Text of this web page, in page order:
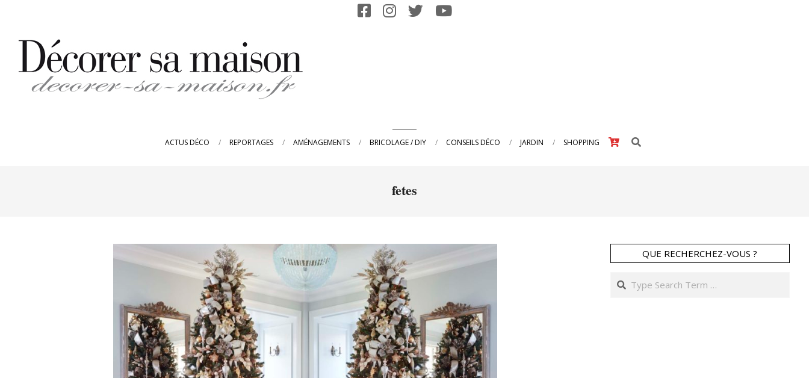
content
ACTUS DÉCO REPORTAGES AMÉNAGEMENTS BRICOLAGE / DIY CONSEILS DÉCO JARDIN SHOPPING Search
fetes
QUE RECHERCHEZ-VOUS ?
Search